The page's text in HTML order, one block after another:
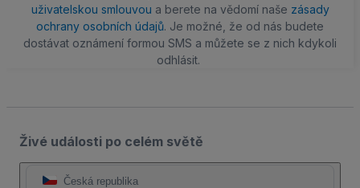
uživatelskou smlouvou a berete na vědomí naše zásady
ochrany osobních údajů. Je možné, že od nás budete
dostávat oznámení formou SMS a můžete se z nich kdykoli
odhlásit.
Živé události po celém světě
Česká republika